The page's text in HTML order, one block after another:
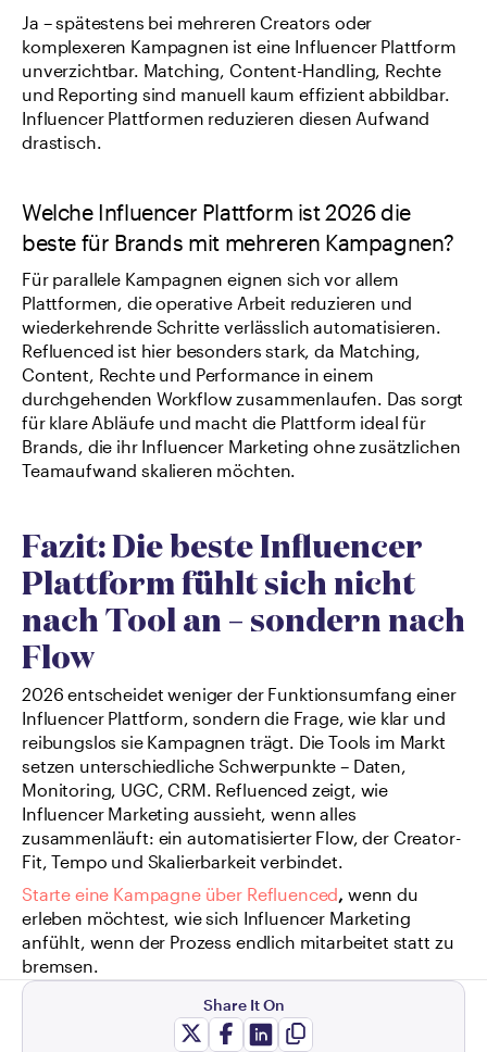
Ja – spätestens bei mehreren Creators oder
komplexeren Kampagnen ist eine Influencer Plattform
unverzichtbar. Matching, Content-Handling, Rechte
und Reporting sind manuell kaum effizient abbildbar.
Influencer Plattformen reduzieren diesen Aufwand
drastisch.
Welche Influencer Plattform ist 2026 die
beste für Brands mit mehreren Kampagnen?
Für parallele Kampagnen eignen sich vor allem
Plattformen, die operative Arbeit reduzieren und
wiederkehrende Schritte verlässlich automatisieren.
Refluenced ist hier besonders stark, da Matching,
Content, Rechte und Performance in einem
durchgehenden Workflow zusammenlaufen. Das sorgt
für klare Abläufe und macht die Plattform ideal für
Brands, die ihr Influencer Marketing ohne zusätzlichen
Teamaufwand skalieren möchten.
Fazit: Die beste Influencer
Plattform fühlt sich nicht
nach Tool an – sondern nach
Flow
2026 entscheidet weniger der Funktionsumfang einer
Influencer Plattform, sondern die Frage, wie klar und
reibungslos sie Kampagnen trägt. Die Tools im Markt
setzen unterschiedliche Schwerpunkte – Daten,
Monitoring, UGC, CRM. Refluenced zeigt, wie
Influencer Marketing aussieht, wenn alles
zusammenläuft: ein automatisierter Flow, der Creator-
Fit, Tempo und Skalierbarkeit verbindet.
Starte eine Kampagne über Refluenced, wenn du
erleben möchtest, wie sich Influencer Marketing
anfühlt, wenn der Prozess endlich mitarbeitet statt zu
bremsen.
Share It On